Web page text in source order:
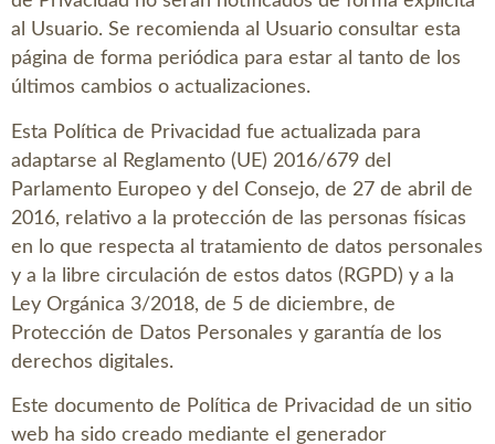
al Usuario. Se recomienda al Usuario consultar esta
página de forma periódica para estar al tanto de los
últimos cambios o actualizaciones.
Esta Política de Privacidad fue actualizada para
adaptarse al Reglamento (UE) 2016/679 del
Parlamento Europeo y del Consejo, de 27 de abril de
2016, relativo a la protección de las personas físicas
en lo que respecta al tratamiento de datos personales
y a la libre circulación de estos datos (RGPD) y a la
Ley Orgánica 3/2018, de 5 de diciembre, de
Protección de Datos Personales y garantía de los
derechos digitales.
Este documento de Política de Privacidad de un sitio
web ha sido creado mediante el generador